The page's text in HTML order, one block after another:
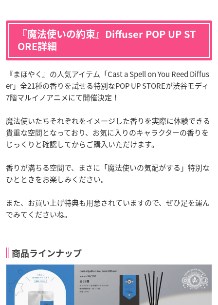
『魔法使いの約束』Diffuser POP UP ST
ORE詳細
『まほやく』の人気アイテム「Cast a Spell on You Reed Diffus
er」全21種の香りを試せる特別なPOP UP STOREが渋谷モディ
7階マルイノアニメにて開催決定！
魔法使いたちそれぞれをイメージした香りを実際に体験できる
貴重な空間となっており、お気に入りのキャラクターの香りを
じっくりと確認してからご購入いただけます。
香りが満ちる空間で、まさに「魔法使いの気配がする」特別な
ひとときをお楽しみください。
また、お買い上げ特典も用意されていますので、ぜひ足を運ん
でみてくださいね。
商品ラインナップ